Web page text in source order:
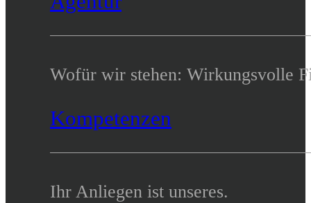
Wofür wir stehen: Wirkungsvolle
Kompetenzen
Ihr Anliegen ist unseres.